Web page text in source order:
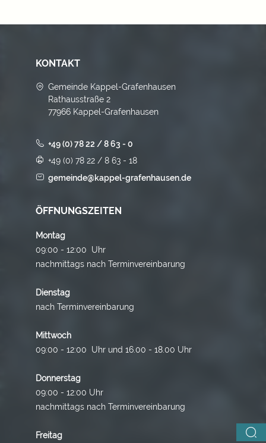
KONTAKT
Gemeinde Kappel-Grafenhausen
Rathausstraße 2
77966 Kappel-Grafenhausen
+49 (0) 78 22 / 8 63 - 0
+49 (0) 78 22 / 8 63 - 18
gemeinde@kappel-grafenhausen.de
ÖFFNUNGSZEITEN
Montag
09:00 - 12:00 Uhr
nachmittags nach Terminvereinbarung
Dienstag
nach Terminvereinbarung
Mittwoch
09:00 - 12:00 Uhr und 16.00 - 18.00 Uhr
Donnerstag
09:00 - 12:00 Uhr
nachmittags nach Terminvereinbarung
Freitag